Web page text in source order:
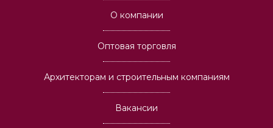
О компании
Оптовая торговля
Архитекторам и строительным компаниям
Вакансии